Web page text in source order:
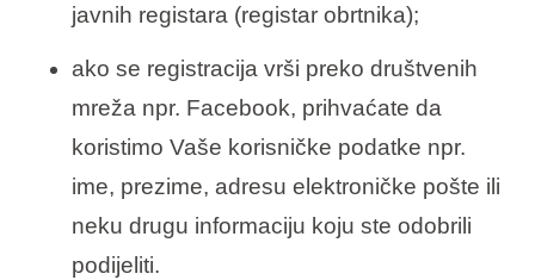
javnih registara (registar obrtnika);
ako se registracija vrši preko društvenih
mreža npr. Facebook, prihvaćate da
koristimo Vaše korisničke podatke npr.
ime, prezime, adresu elektroničke pošte ili
neku drugu informaciju koju ste odobrili
podijeliti.